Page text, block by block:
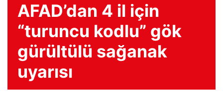
AFAD’dan 4 il için
“turuncu kodlu” gök
gürültülü sağanak
uyarısı